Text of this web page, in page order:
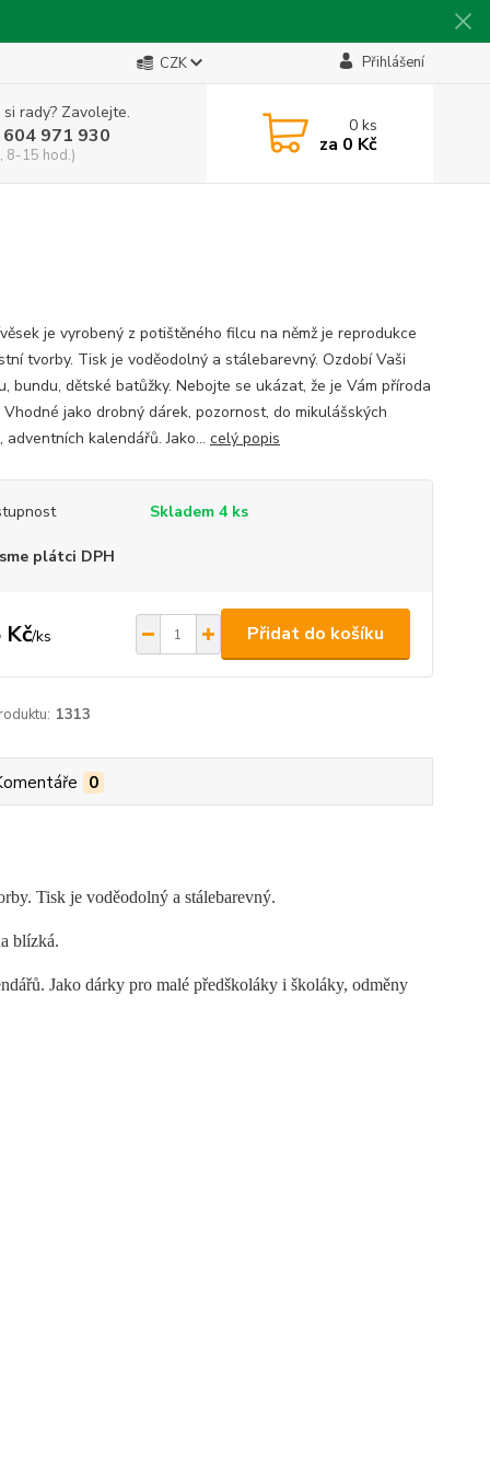
CZK Přihlášení
rady? Zavolejte.
971 930
8-15 hod.)
0ks
za 0 Kč
je vyrobený z potištěného filcu na němž je reprodukce
tvorby. Tisk je voděodolný a stálebarevný. Ozdobí Vaši
bundu, dětské batůžky. Nebojte se ukázat, že je Vám příroda
jako drobný dárek, pozornost, do mikulášských
adventních kalendářů. Jako... celý popis
Skladem 4 ks
plátci DPH
Kč/ks Přidat do košíku
1313
0
Tisk je voděodolný a stálebarevný.
blízká.
Jako dárky pro malé předškoláky i školáky, odměny